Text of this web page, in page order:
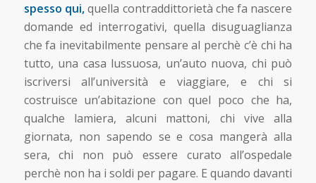
spesso qui,quella contraddittorietà che fa nascere
domande ed interrogativi, quella disuguaglianza
che fa inevitabilmente pensare al perchè c’è chi ha
tutto, una casa lussuosa, un’auto nuova, chi può
iscriversi all’università e viaggiare, e chi si
costruisce un’abitazione con quel poco che ha,
qualche lamiera, alcuni mattoni, chi vive alla
giornata, non sapendo se e cosa mangerà alla
sera, chi non può essere curato all’ospedale
perchè non ha i soldi per pagare. E quando davanti